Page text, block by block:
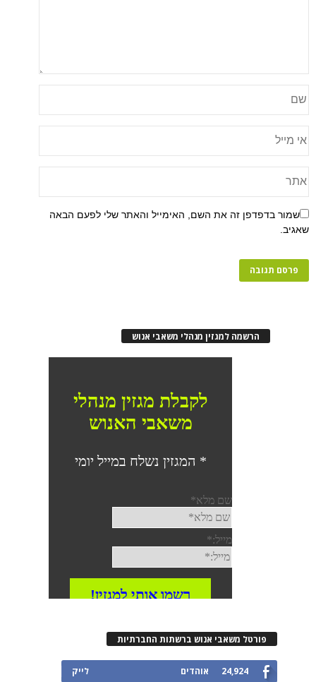
זה את השם, האימייל והאתר שלי לפעם הבאה
הרשמה למגזין מנהלי משאבי אנוש
משאבי אנוש ברשתות החברתיות
אוהדים